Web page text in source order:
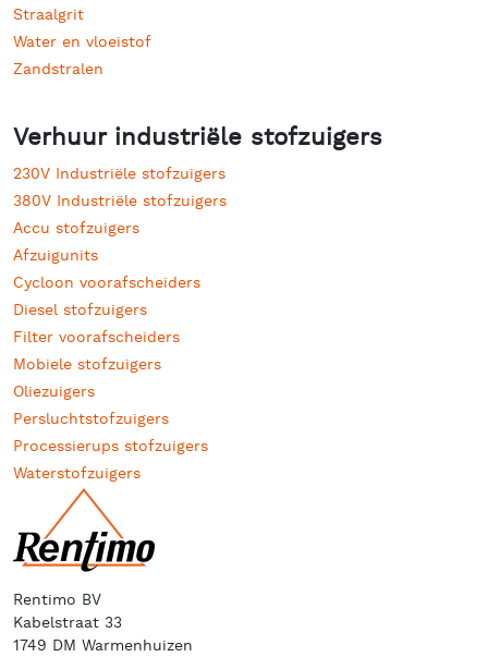
Straalgrit
Water en vloeistof
Zandstralen
Verhuur industriële stofzuigers
230V Industriële stofzuigers
380V Industriële stofzuigers
Accu stofzuigers
Afzuigunits
Cycloon voorafscheiders
Diesel stofzuigers
Filter voorafscheiders
Mobiele stofzuigers
Oliezuigers
Persluchtstofzuigers
Processierups stofzuigers
Waterstofzuigers
Rentimo BV
Kabelstraat 33
1749 DM Warmenhuizen